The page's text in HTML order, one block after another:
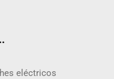
eléctricos